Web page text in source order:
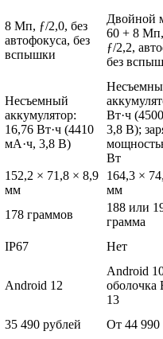
8 Мп, ƒ/2,0, без
автофокуса, без
вспышки
Двойной
60 + 8
ƒ/2,2,
без
Несъемный
аккумулятор:
16,76 Вт·ч (4410
мА·ч, 3,8 В)
Вт·ч
3,8 В);
Вт
152,2 × 71,8 × 8,9
мм
164,3 ×
мм
178 граммов
188 или
грамма
IP67 Нет
Android 12
Android
оболочка
13
35 490 рублей От 44 990